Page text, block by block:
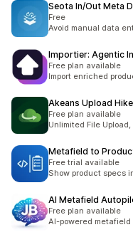
Seota In/Out Meta
Free
Avoid manual data
Importier: Agentic
Free plan available
Import enriched
Akeans Upload Hike
Free plan available
Unlimited File
Metafield to
Free trial available
Show product specs
AI Metafield
Free plan available
AI-powered